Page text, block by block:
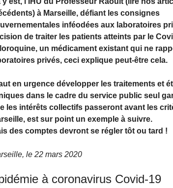
à Marseille, défiant les consignes
inféodées aux laboratoires
de traiter les patients atteints par le
un médicament existant qui ne
privés, ceci explique peut-être cela.
en urgence développer les traitements et
dans le cadre du service public seul
les intérêts collectifs passeront avant les
est sur point un exemple à suivre.
des comptes devront se régler tôt ou tard !
le 22 mars 2020
à coronavirus Covid-19